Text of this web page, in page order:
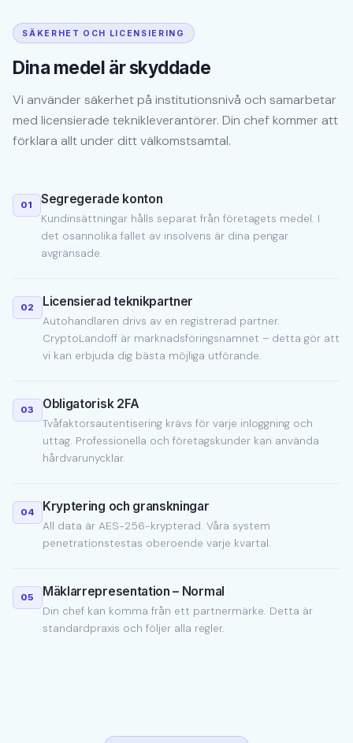
SÄKERHET OCH LICENSIERING
Dina medel är skyddade
Vi använder säkerhet på institutionsnivå och samarbetar
med licensierade teknikleverantörer. Din chef kommer att
förklara allt under ditt välkomstsamtal.
01 Segregerade konton
Kundinsättningar hålls separat från företagets medel. I
det osannolika fallet av insolvens är dina pengar
avgränsade.
02 Licensierad teknikpartner
Autohandlaren drivs av en registrerad partner.
CryptoLandoff är marknadsföringsnamnet – detta gör att
vi kan erbjuda dig bästa möjliga utförande.
03 Obligatorisk 2FA
Tvåfaktorsautentisering krävs för varje inloggning och
uttag. Professionella och företagskunder kan använda
hårdvarunycklar.
04 Kryptering och granskningar
All data är AES-256-krypterad. Våra system
penetrationstestas oberoende varje kvartal.
05 Mäklarrepresentation – Normal
Din chef kan komma från ett partnermärke. Detta är
standardpraxis och följer alla regler.